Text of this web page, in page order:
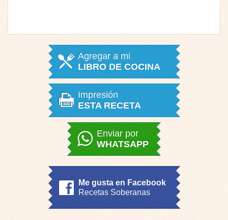
Agregar a mi
LIBRO DE COCINA
Impresión
ESTA RECETA
Enviar por
WHATSAPP
Me gusta en Facebook
Recetas Soberanas